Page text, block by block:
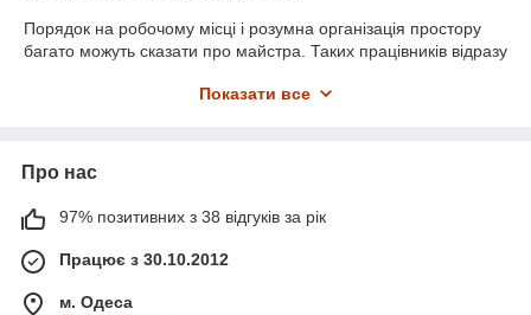
Порядок на робочому місці і розумна організація простору
багато можуть сказати про майстра. Таких працівників відразу
завжди звертають увагу на інтер'єр, меблі та атмосферу
а також прекрасно впишеться в інтер'єр будь-якого
приміщення.
Візки для педикюру значно полегшують життя майстрам
набагато легше. Всі речі помістяться в один візок, а значить
роботі майстрів педикюру. Адже часто їм доводиться
Показати все
Про нас
97% позитивних з 38 відгуків за рік
Працює з 30.10.2012
м. Одеса